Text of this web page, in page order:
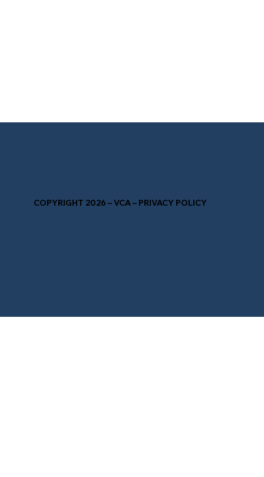
COPYRIGHT 2026 – VCA – PRIVACY POLICY